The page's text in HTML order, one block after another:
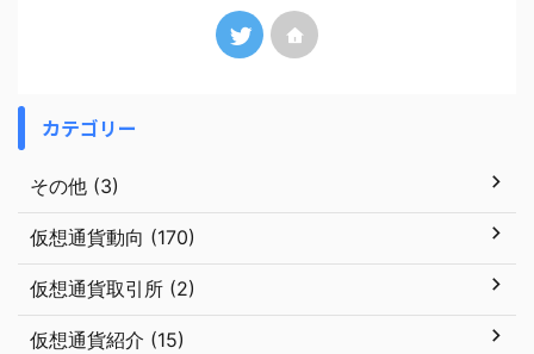
カテゴリー
その他 (3)
仮想通貨動向 (170)
仮想通貨取引所 (2)
仮想通貨紹介 (15)